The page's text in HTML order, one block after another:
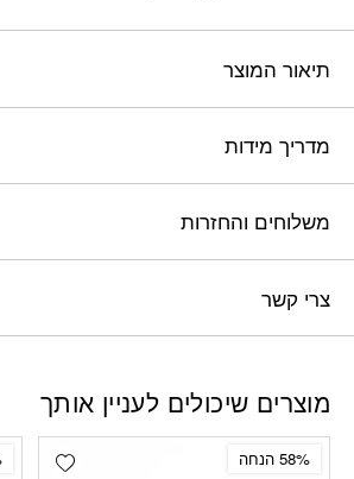
תיאור המוצר
מדריך מידות
משלוחים והחזרות
צרי קשר
מוצרים שיכולים לעניין אותך
wishlist 58% הנחה